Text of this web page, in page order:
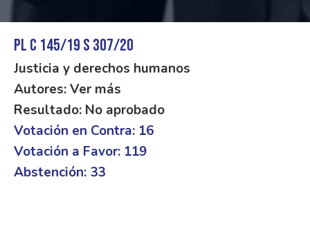
PL C 145/19 S 307/20
Justicia y derechos humanos
Autores: Ver más
Resultado: No aprobado
Votación en Contra: 16
Votación a Favor: 119
Abstención: 33